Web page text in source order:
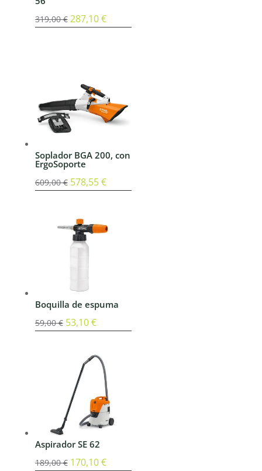
319,00€ El
287,10€El
Soplador BGA 200, con
ErgoSoporte
609,00€ El
era:
609,00 €.
578,55€El
es:
Boquilla de espuma
59,00€ El
59,00 €.
53,10€El
es:
53,10 €.
Aspirador SE 62
189,00€ El
170,10€El